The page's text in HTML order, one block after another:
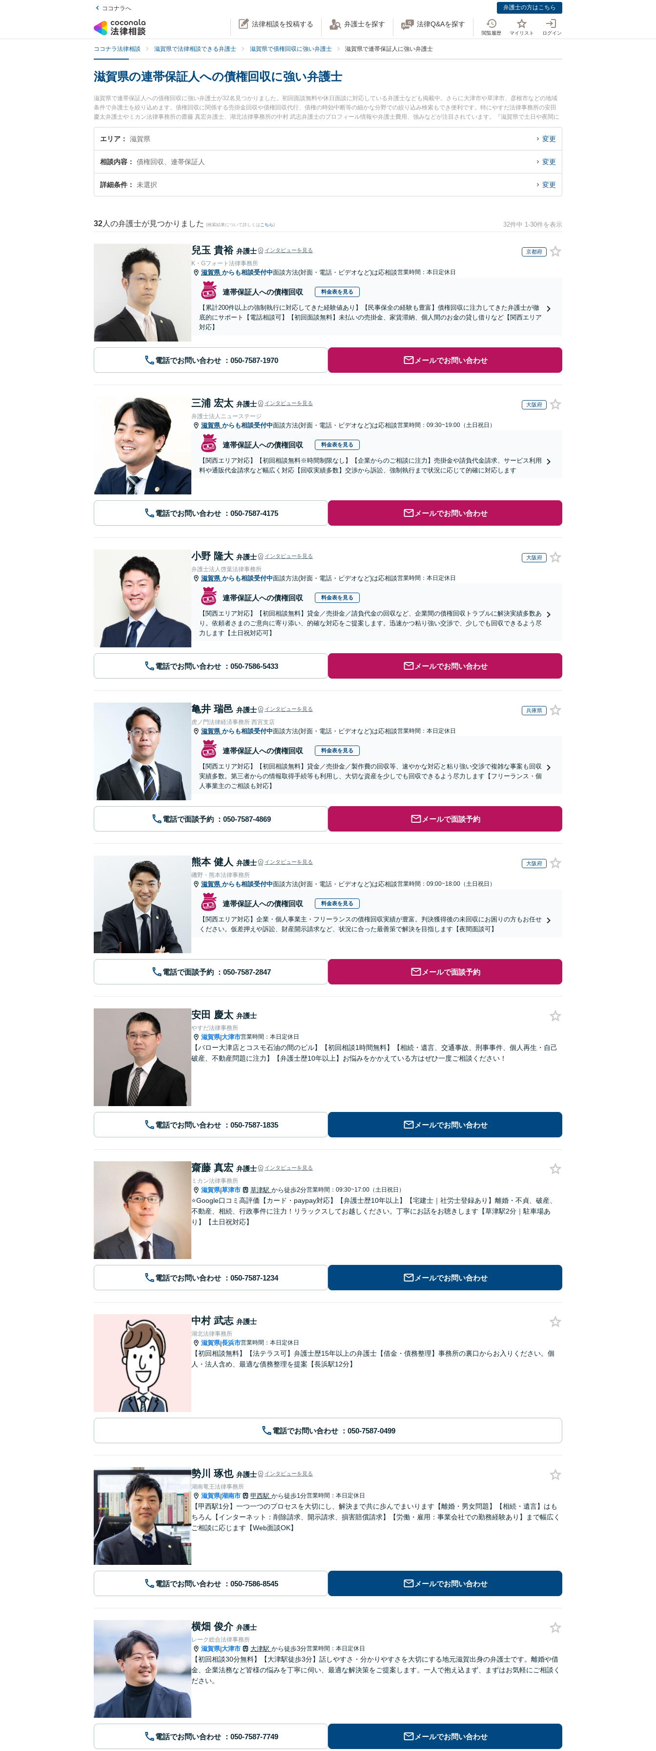
ココナラへ 弁護士の方はこちら
法律相談を投稿する 弁護士を探す 法律Q&Aを探す
閲覧履歴 マイリスト ログイン
ココナラ法律相談 滋賀県で法律相談できる弁護士 滋賀県で債権回収に強い弁護士 滋賀県で連帯保証人に強い弁護士
滋賀県の連帯保証人への債権回収に強い弁護士
滋賀県で連帯保証人への債権回収に強い弁護士が32名見つかりました。初回面談無料や休日面談に対応している弁護士なども掲載中。さらに大津市や草津市、彦根市などの地域
条件で弁護士を絞り込めます。債権回収に関係する売掛金回収や債権回収代行、債権の時効中断等の細かな分野での絞り込み検索もでき便利です。特にやすだ法律事務所の安田
慶太弁護士やミカン法律事務所の齋藤 真宏弁護士、湖北法律事務所の中村 武志弁護士のプロフィール情報や弁護士費用、強みなどが注目されています。『滋賀県で土日や夜間に
発生した連帯保証人への債権回収のトラブルを今すぐに弁護士に相談したい』『連帯保証人への債権回収のトラブル解決の実績豊富な近くの弁護士を検索したい』『初回相談無料
で連帯保証人への債権回収を法律相談できる滋賀県内の弁護士に相談予約したい』などでお困りの相談者さんにおすすめです。
エリア 滋賀県 変更
相談内容 債権回収、連帯保証人 変更
詳細条件 未選択 変更
32 人の弁護士が見つかりました (検索結果について詳しくは こちら) 32件中 1-30件を表示
兒玉 貴裕 弁護士 インタビューを見る 京都府
K・Gフォート法律事務所
滋賀県 からも相談受付中面談方法(対面・電話・ビデオなど)は応相談営業時間：本日定休日
連帯保証人への債権回収 料金表を見る
【累計200件以上の強制執行に対応してきた経験値あり】【民事保全の経験も豊富】債権回収に注力してきた弁護士が徹
底的にサポート【電話相談可】【初回面談無料】未払いの売掛金、家賃滞納、個人間のお金の貸し借りなど【関西エリア
対応】
電話でお問い合わせ メールでお問い合わせ
三浦 宏太 弁護士 インタビューを見る 大阪府
弁護士法人ニューステージ
滋賀県 からも相談受付中面談方法(対面・電話・ビデオなど)は応相談営業時間：09:30~19:00（土日祝日）
連帯保証人への債権回収 料金表を見る
【関西エリア対応】【初回相談無料※時間制限なし】【企業からのご相談に注力】売掛金や請負代金請求、サービス利用
料や通販代金請求など幅広く対応【回収実績多数】交渉から訴訟、強制執行まで状況に応じて的確に対応します
電話でお問い合わせ メールでお問い合わせ
小野 隆大 弁護士 インタビューを見る 大阪府
弁護士法人啓葉法律事務所
滋賀県 からも相談受付中面談方法(対面・電話・ビデオなど)は応相談営業時間：本日定休日
連帯保証人への債権回収 料金表を見る
【関西エリア対応】【初回相談無料】貸金／売掛金／請負代金の回収など、企業間の債権回収トラブルに解決実績多数あ
り。依頼者さまのご意向に寄り添い、的確な対応をご提案します。迅速かつ粘り強い交渉で、少しでも回収できるよう尽
力します【土日祝対応可】
電話でお問い合わせ メールでお問い合わせ
亀井 瑞邑 弁護士 インタビューを見る 兵庫県
虎ノ門法律経済事務所 西宮支店
滋賀県 からも相談受付中面談方法(対面・電話・ビデオなど)は応相談営業時間：本日定休日
連帯保証人への債権回収 料金表を見る
【関西エリア対応】【初回相談無料】貸金／売掛金／製作費の回収等、速やかな対応と粘り強い交渉で複雑な事案も回収
実績多数。第三者からの情報取得手続等も利用し、大切な資産を少しでも回収できるよう尽力します【フリーランス・個
人事業主のご相談も対応】
電話で面談予約 メールで面談予約
熊本 健人 弁護士 インタビューを見る 大阪府
磯野・熊本法律事務所
滋賀県 からも相談受付中面談方法(対面・電話・ビデオなど)は応相談営業時間：09:00~18:00（土日祝日）
連帯保証人への債権回収 料金表を見る
【関西エリア対応】企業・個人事業主・フリーランスの債権回収実績が豊富。判決獲得後の未回収にお困りの方もお任せ
ください。仮差押えや訴訟、財産開示請求など、状況に合った最善策で解決を目指します【夜間面談可】
電話で面談予約 メールで面談予約
安田 慶太 弁護士
やすだ法律事務所
滋賀県|大津市営業時間：本日定休日
【バロー大津店とコスモ石油の間のビル】【初回相談1時間無料】【相続・遺言、交通事故、刑事事件、個人再生・自己
破産、不動産問題に注力】【弁護士歴10年以上】お悩みをかかえている方はぜひ一度ご相談ください！
電話でお問い合わせ メールでお問い合わせ
齋藤 真宏 弁護士 インタビューを見る
ミカン法律事務所
滋賀県|草津市 草津駅 から徒歩2分営業時間：09:30~17:00（土日祝日）
⭐️Google口コミ高評価【カード・paypay対応】【弁護士歴10年以上】【宅建士｜社労士登録あり】離婚・不貞、破産、
不動産、相続、行政事件に注力！リラックスしてお越しください。丁寧にお話をお聴きします【草津駅2分｜駐車場あ
り】【土日祝対応】
電話でお問い合わせ メールでお問い合わせ
中村 武志 弁護士
湖北法律事務所
滋賀県|長浜市営業時間：本日定休日
【初回相談無料】【法テラス可】弁護士歴15年以上の弁護士【借金・債務整理】事務所の裏口からお入りください。個
人・法人含め、最適な債務整理を提案【長浜駅12分】
電話でお問い合わせ
勢川 琢也 弁護士 インタビューを見る
湖南竜王法律事務所
滋賀県|湖南市 甲西駅 から徒歩1分営業時間：本日定休日
【甲西駅1分】一つ一つのプロセスを大切にし、解決まで共に歩んでまいります【離婚・男女問題】【相続・遺言】はも
ちろん【インターネット：削除請求、開示請求、損害賠償請求】【労働・雇用：事業会社での勤務経験あり】まで幅広く
ご相談に応じます【Web面談OK】
電話でお問い合わせ メールでお問い合わせ
横畑 俊介 弁護士
レーク総合法律事務所
滋賀県|大津市 大津駅 から徒歩3分営業時間：本日定休日
【初回相談30分無料】【大津駅徒歩3分】話しやすさ・分かりやすさを大切にする地元滋賀出身の弁護士です。離婚や借
金、企業法務など皆様の悩みを丁寧に伺い、最適な解決策をご提案します。一人で抱え込まず、まずはお気軽にご相談く
ださい。
電話でお問い合わせ メールでお問い合わせ